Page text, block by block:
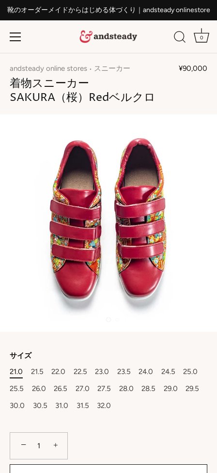
靴のオーダーメイドからはじめる体づくり｜andsteady onlinestore
0
andsteady online stores • スニーカー ¥90,000
着物スニーカー
SAKURA（桜）Redベルクロ
サイズ
21.0
21.5 22.0 22.5 23.0 23.5 24.0 24.5
25.0
25.5
26.0 26.5 27.0 27.5 28.0 28.5 29.0
29.5
30.0
30.5 31.0 31.5 32.0
− +